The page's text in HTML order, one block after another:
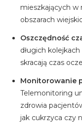
mieszkających w
obszarach
Oszczędność
długich
skracają czas
Monitorowanie
Telemonitoring
zdrowia
jak cukrzyca czy